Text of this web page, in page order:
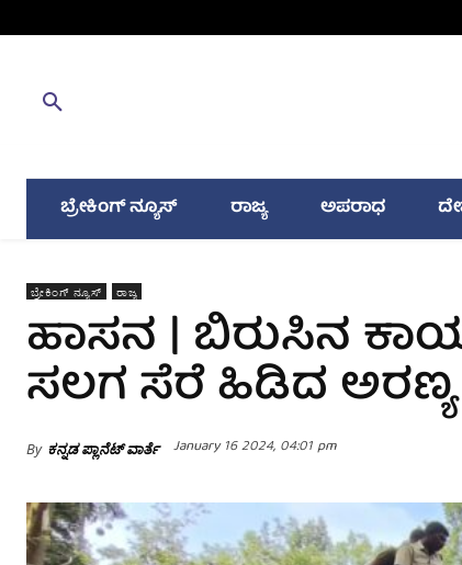
ಬ್ರೇಕಿಂಗ್ ನ್ಯೂಸ್ ರಾಜ್ಯ ಅಪರಾಧ
ಬ್ರೇಕಿಂಗ್ ನ್ಯೂಸ್ ರಾಜ್ಯ
ಹಾಸನ | ಬಿರುಸಿನ
ಸಲಗ ಸೆರೆ ಹಿಡಿದ
By ಕನ್ನಡ ಪ್ಲಾನೆಟ್ ವಾರ್ತೆ January 16 2024, 04:01 pm